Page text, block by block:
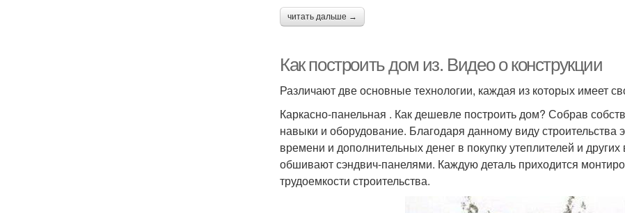
читать дальше →
Как построить дом из. Видео о конструкции
Различают две основные технологии, каждая из которых имеет
Каркасно-панельная . Как дешевле построить дом? Собрав
навыки и оборудование. Благодаря данному виду строительства
времени и дополнительных денег в покупку утеплителей и
обшивают сэндвич-панелями. Каждую деталь приходится
трудоемкости строительства.